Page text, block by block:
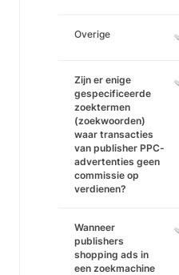
Overige
Zijn er enige
gespecificeerde
zoektermen
(zoekwoorden)
waar transacties
van publisher PPC-
advertenties geen
commissie op
verdienen?
Wanneer
publishers
shopping ads in
een zoekmachine